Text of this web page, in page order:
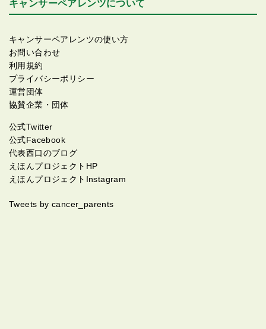
キャンサーペアレンツについて
キャンサーペアレンツの使い方
お問い合わせ
利用規約
プライバシーポリシー
運営団体
協賛企業・団体
公式Twitter
公式Facebook
代表西口のブログ
えほんプロジェクトHP
えほんプロジェクトInstagram
Tweets by cancer_parents